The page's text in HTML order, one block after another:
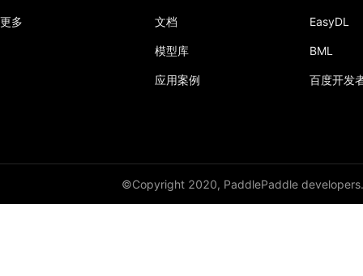
更多 文档
模型库
应用案例
EasyDL
BML
百度开发
©Copyright 2020, PaddlePaddle developers.